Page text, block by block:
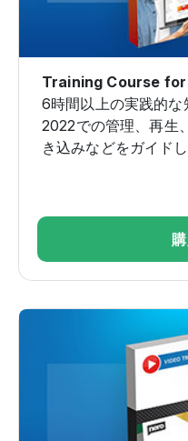
Training Course
6時間以上の実践的
2022での管理、再生
き込みなどをガイドし